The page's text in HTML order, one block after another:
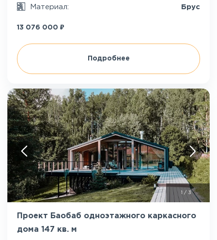
Материал: Брус
13 076 000 ₽
Подробнее
1 / 3
Проект Баобаб одноэтажного каркасного
дома 147 кв. м